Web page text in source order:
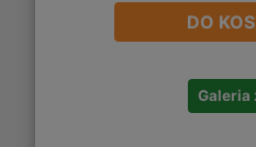
DO
Galeria